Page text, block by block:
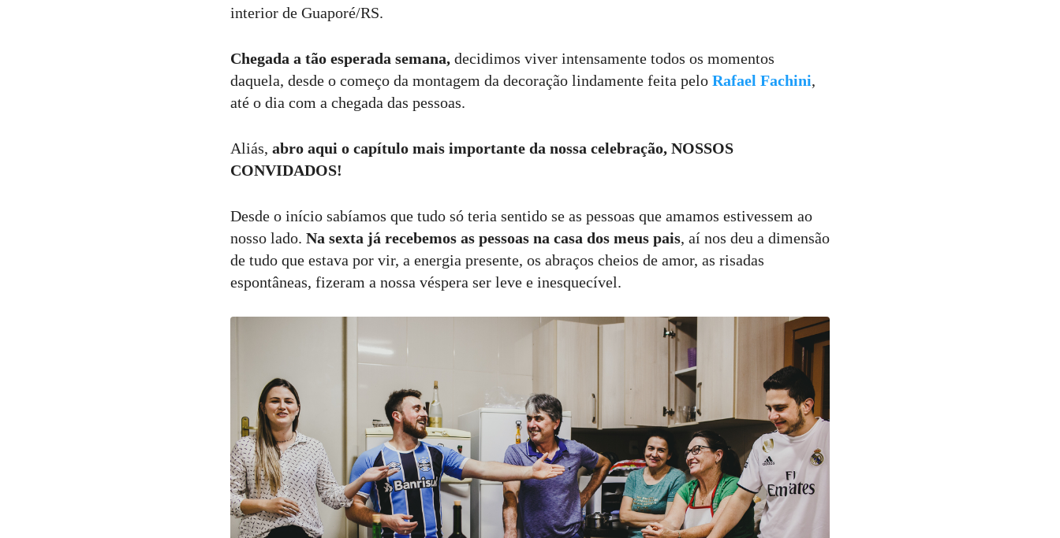
interior de Guaporé/RS.
Chegada a tão esperada semana, decidimos viver intensamente todos os momentos
daquela, desde o começo da montagem da decoração lindamente feita pelo Rafael Fachini,
até o dia com a chegada das pessoas.
Aliás, abro aqui o capítulo mais importante da nossa celebração, NOSSOS
CONVIDADOS!
Desde o início sabíamos que tudo só teria sentido se as pessoas que amamos estivessem ao
nosso lado. Na sexta já recebemos as pessoas na casa dos meus pais, aí nos deu a dimensão
de tudo que estava por vir, a energia presente, os abraços cheios de amor, as risadas
espontâneas, fizeram a nossa véspera ser leve e inesquecível.